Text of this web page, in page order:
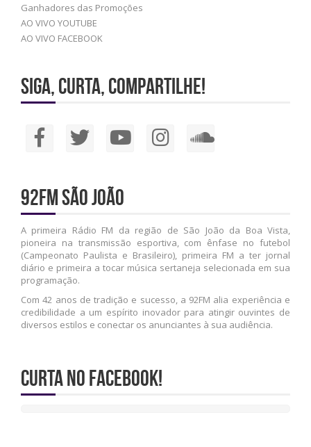
Ganhadores das Promoções
AO VIVO YOUTUBE
AO VIVO FACEBOOK
Siga, Curta, Compartilhe!
92FM São João
A primeira Rádio FM da região de São João da Boa Vista,
pioneira na transmissão esportiva, com ênfase no futebol
(Campeonato Paulista e Brasileiro), primeira FM a ter jornal
diário e primeira a tocar música sertaneja selecionada em sua
programação.
Com 42 anos de tradição e sucesso, a 92FM alia experiência e
credibilidade a um espírito inovador para atingir ouvintes de
diversos estilos e conectar os anunciantes à sua audiência.
Curta no Facebook!